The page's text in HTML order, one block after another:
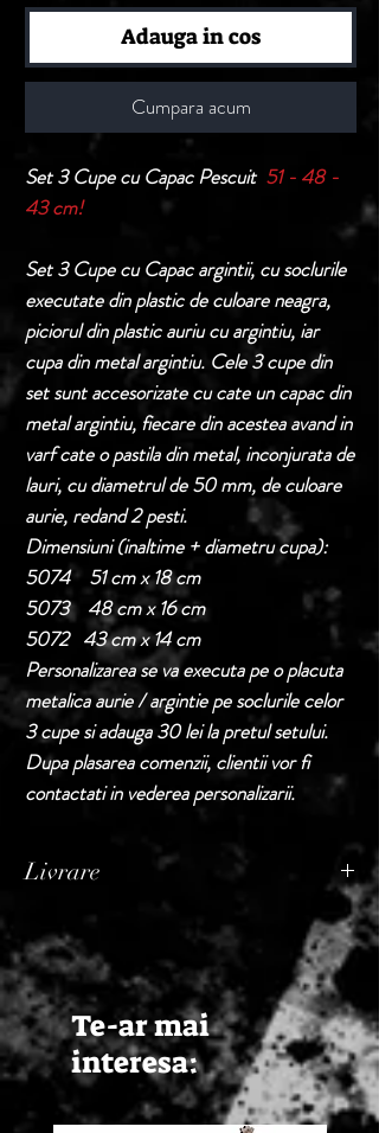
Adauga in cos
Cumpara acum
Set 3 Cupe cu Capac Pescuit 51 - 48 -
43 cm!
Set 3 Cupe cu Capac argintii, cu soclurile
executate din plastic de culoare neagra,
piciorul din plastic auriu cu argintiu, iar
cupa din metal argintiu. Cele 3 cupe din
set sunt accesorizate cu cate un capac din
metal argintiu, fiecare din acestea avand in
varf cate o pastila din metal, inconjurata de
lauri, cu diametrul de 50 mm, de culoare
aurie, redand 2 pesti.
Dimensiuni (inaltime + diametru cupa):
5074 51 cm x 18 cm
5073 48 cm x 16 cm
5072 43 cm x 14 cm
Personalizarea se va executa pe o placuta
metalica aurie / argintie pe soclurile celor
3 cupe si adauga 30 lei la pretul setului.
Dupa plasarea comenzii, clientii vor fi
contactati in vederea personalizarii.
Livrare
Termen de livrare: 1 - 2 zile lucratoare, din
momentul confirmarii comenzii de catre
Seller.
Te-ar mai
interesa: